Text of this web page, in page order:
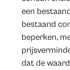
een
bestaand
beperken,
dat de